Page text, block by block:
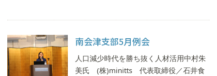
南会津支部5月例会
人口減少時代を勝ち抜く人材活用中村朱
美氏 (株)minitts 代表取締役／石井食